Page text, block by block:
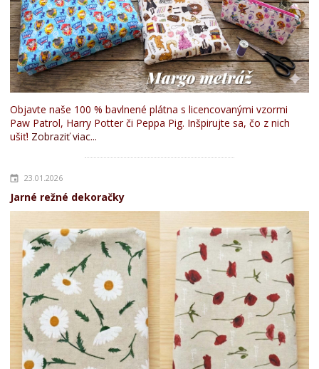
Objavte naše 100 % bavlnené plátna s licencovanými vzormi
Paw Patrol, Harry Potter či Peppa Pig. Inšpirujte sa, čo z nich
ušiť! Zobraziť viac...
23.01.2026
Jarné režné dekoračky